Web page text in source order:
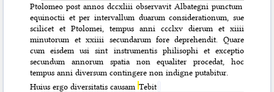
Ptolomeo post annos dccxliii observavit Albategni punctum
equinoctii et per intervallum duarum considerationum, sue
scilicet et Ptolomei, tempus anni ccclxv dierum et xiiii
minutorum et xxiiii secundarum fore deprehendit. Quare
cum eisdem usi sint instrumentis philisophi et exceptio
secundum annorum spatia non equaliter procedat, hoc
tempus anni diversum contingere non indigne putabitur.
Huius ergo diversitatis causam Tebit